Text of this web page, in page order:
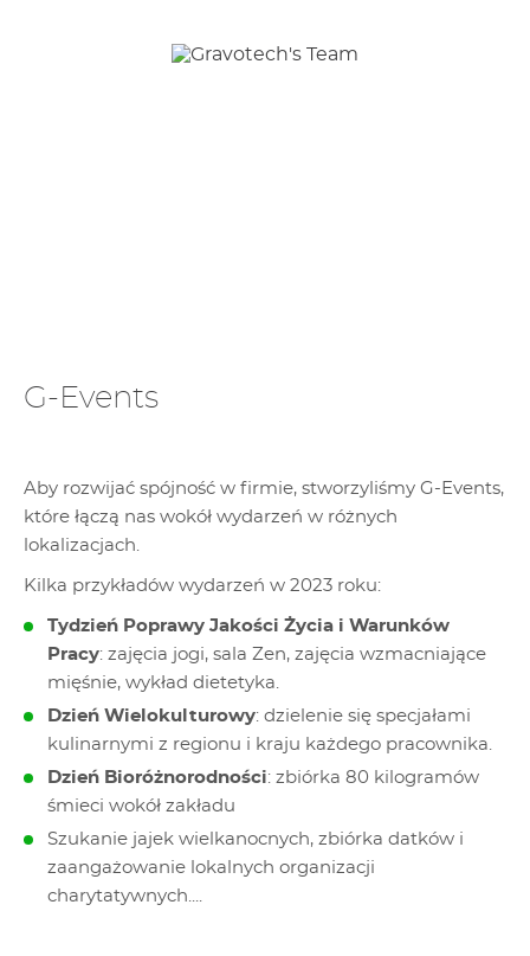
G-Events
Aby rozwijać spójność w firmie, stworzyliśmy G-Events,
które łączą nas wokół wydarzeń w różnych
lokalizacjach.
Kilka przykładów wydarzeń w 2023 roku:
Tydzień Poprawy Jakości Życia i Warunków
Pracy: zajęcia jogi, sala Zen, zajęcia wzmacniające
mięśnie, wykład dietetyka.
Dzień Wielokulturowy: dzielenie się specjałami
kulinarnymi z regionu i kraju każdego pracownika.
Dzień Bioróżnorodności: zbiórka 80 kilogramów
śmieci wokół zakładu
Szukanie jajek wielkanocnych, zbiórka datków i
zaangażowanie lokalnych organizacji
charytatywnych....